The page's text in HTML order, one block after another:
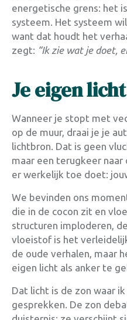
energetische grens: het
systeem. Het systeem
want dat houdt het
zegt: “Ik zie wat je doet,
Je eigen
Wanneer je stopt met
op de muur, draai je je
lichtbron. Dat is geen
maar een terugkeer
er werkelijk toe doet:
We bevinden ons
die in de cocon zit en
structuren imploderen,
vloeistof is het
de oude verhalen, maar
eigen licht als anker te
Dat licht is de zon waar
gesprekken. De zon